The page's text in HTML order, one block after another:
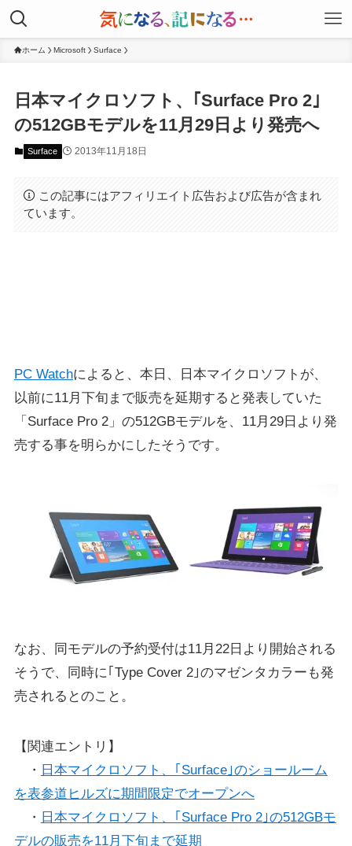
ホーム Microsoft Surface
日本マイクロソフト、｢Surface Pro 2｣
の512GBモデルを11月29日より発売へ
Surface 2013年11月18日
この記事にはアフィリエイト広告および広告が含まれ
ています。
PC Watchによると、本日、日本マイクロソフトが、
以前に11月下旬まで販売を延期すると発表していた
「Surface Pro 2」の512GBモデルを、11月29日より発
売する事を明らかにしたそうです。
なお、同モデルの予約受付は11月22日より開始される
そうで、同時に｢Type Cover 2｣のマゼンタカラーも発
売されるとのこと。
【関連エントリ】
・ 日本マイクロソフト、｢Surface｣のショールーム
を表参道ヒルズに期間限定でオープンへ
・ 日本マイクロソフト、｢Surface Pro 2｣の512GBモ
デルの販売を11月下旬まで延期